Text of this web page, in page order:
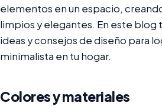
elementos en un espacio,
limpios y elegantes. En este blog
ideas y consejos de diseño para
minimalista en tu hogar.
Colores y materiales